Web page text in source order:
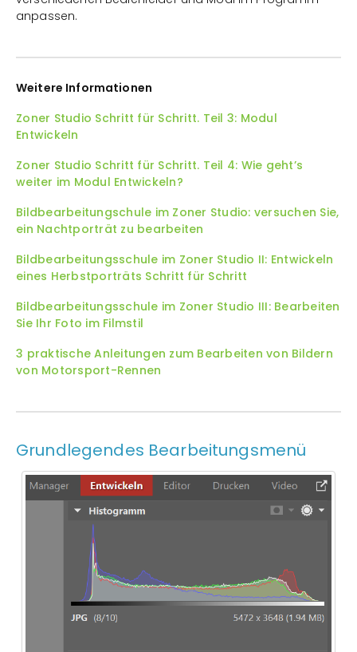
anpassen.
Weitere Informationen
Zoner Studio Schritt für Schritt. Teil 3: Modul
Entwickeln
Zoner Studio Schritt für Schritt. Teil 4: Wie geht’s
weiter im Modul Entwickeln?
Bildbearbeitungschule im Zoner Studio: versuchen Sie,
ein Nachtporträt zu bearbeiten
Bildbearbeitungsschule im Zoner Studio II: Entwickeln
eines Herbstporträts Schritt für Schritt
Bildbearbeitungsschule im Zoner Studio III: Bearbeiten
Sie Ihr Foto im Filmstil
3 praktische Anleitungen zum Bearbeiten von Bildern
von Motorsport-Rennen
Grundlegendes Bearbeitungsmenü